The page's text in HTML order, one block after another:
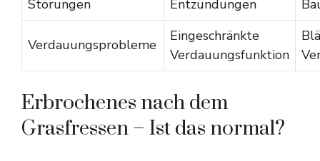
Störungen
Entzündungen
Verdauungsprobleme
Eingeschränkte
Verdauungsfunktion
Erbrochenes nach dem
Grasfressen – Ist das normal?